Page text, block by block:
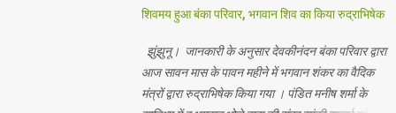
शिवमय हुआ बंका परिवार, भगवान शिव का किया रुद्राभिषेक
झुंझुनू। जानकारी के अनुसार देवकीनंदन बंका परिवार द्वारा
आज सावन मास के पावन महीने में भगवान शंकर का वैदिक
मंत्रों द्वारा रुद्राभिषेक किया गया । पंडित मनीष शर्मा के